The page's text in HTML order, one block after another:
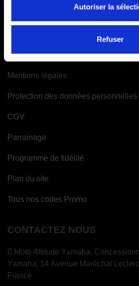
Autoriser la
Refuser
INFORMATIONS
A propos de Moto-Attitude
Mentions légales
Protection des données personnelles
CGV
Parrainage
Programme de fidélité
Plan du site
Tous nos codes Promo
CONTACTEZ NOUS
Moto Attitude Yamaha,
Yamaha, 14 Avenue Maréchal
France